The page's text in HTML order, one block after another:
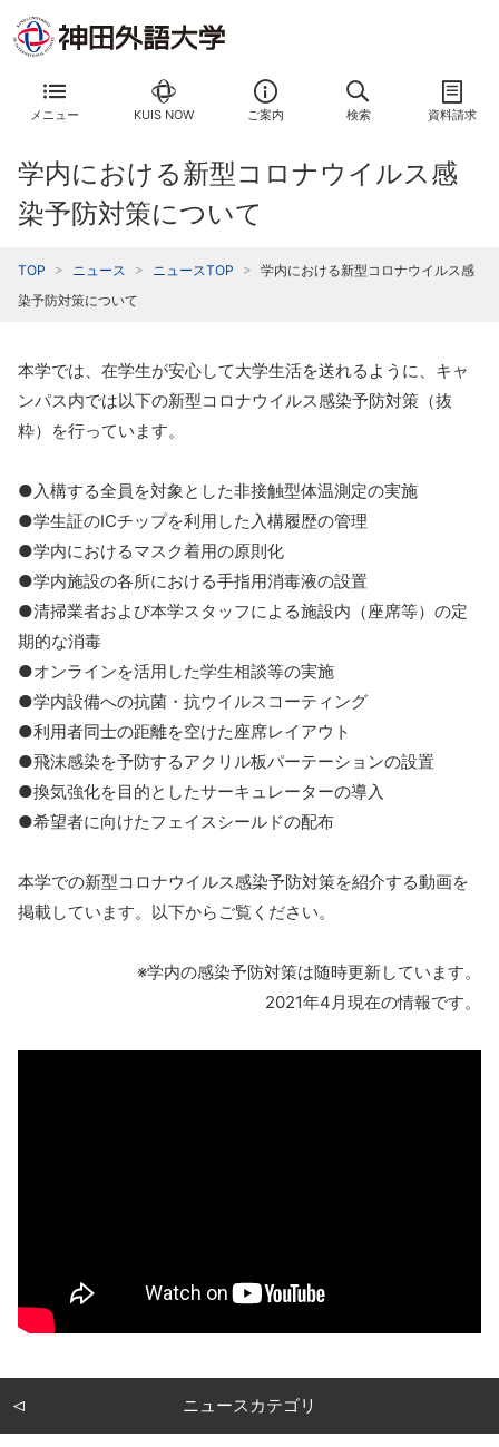
メニュー KUIS NOW ご案内 検索 資料請求
学内における新型コロナウイルス感
染予防対策について
TOP ニュース ニュースTOP
学内における新型コロナウイルス感
染予防対策について
本学では、在学生が安心して大学生活を送れるように、キャ
ンパス内では以下の新型コロナウイルス感染予防対策（抜
粋）を行っています。
●入構する全員を対象とした非接触型体温測定の実施
●学生証のICチップを利用した入構履歴の管理
●学内におけるマスク着用の原則化
●学内施設の各所における手指用消毒液の設置
●清掃業者および本学スタッフによる施設内（座席等）の定
期的な消毒
●オンラインを活用した学生相談等の実施
●学内設備への抗菌・抗ウイルスコーティング
●利用者同士の距離を空けた座席レイアウト
●飛沫感染を予防するアクリル板パーテーションの設置
●換気強化を目的としたサーキュレーターの導入
●希望者に向けたフェイスシールドの配布
本学での新型コロナウイルス感染予防対策を紹介する動画を
掲載しています。以下からご覧ください。
※学内の感染予防対策は随時更新しています。
2021年4月現在の情報です。
ニュースカテゴリ